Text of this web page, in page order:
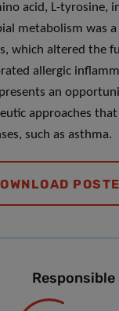
acid, L-tyrosine,
metabolism was
which altered the
allergic
an
approaches
such as asthma.